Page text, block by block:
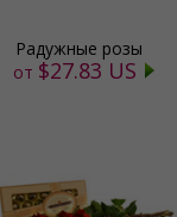
Радужные розы
от $27.83 US